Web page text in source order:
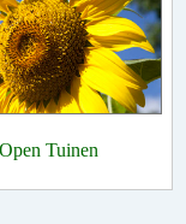
Open Tuinen